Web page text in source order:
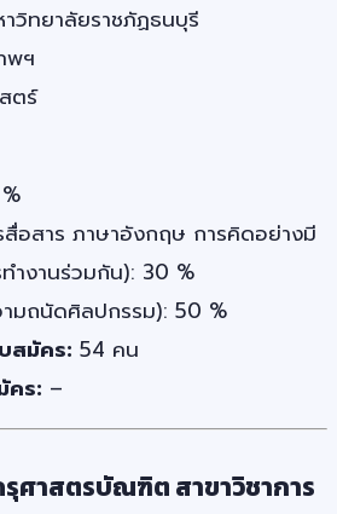
าวิทยาลัยราชภัฏธนบุรี
พฯ
ตร์
สื่อสาร ภาษาอังกฤษ การคิดอย่างมี
ำงานร่วมกัน): 30 %
ามถนัดศิลปกรรม): 50 %
สมัคร: 54 คน
คร: –
ศาสตรบัณฑิต สาขาวิชาการ